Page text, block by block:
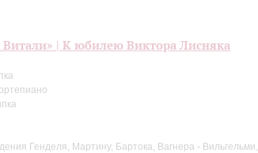
Витали» | К юбилею Виктора Лисняка
Генделя, Мартину, Бартока, Вагнера - Вильгельми,